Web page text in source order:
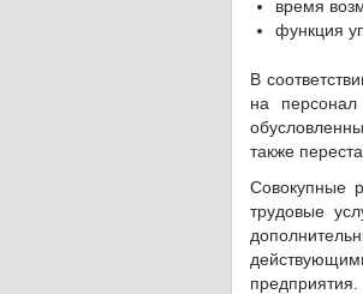
время
функция
В
на
также
Совокупные
трудовые
предприятия.